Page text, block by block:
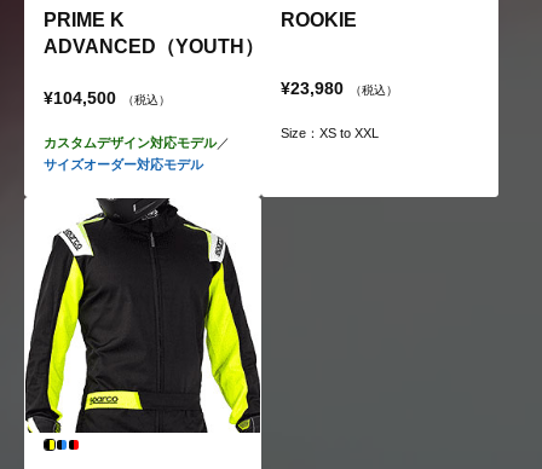
PRIME K
ADVANCED（YOUTH）
¥104,500 （税込）
カスタムデザイン対応モデル／
サイズオーダー対応モデル
ROOKIE
¥23,980 （税込）
Size：XS to XXL